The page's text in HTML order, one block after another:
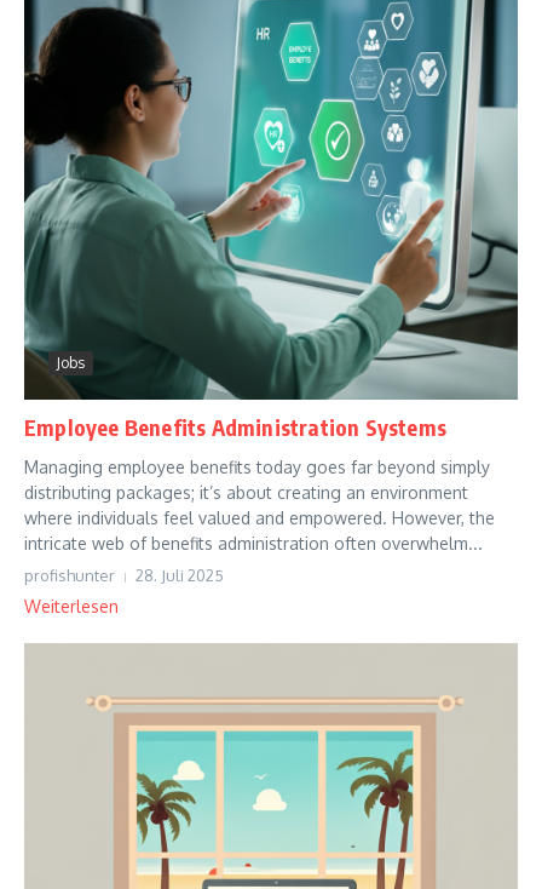
Jobs
Employee Benefits Administration Systems
Managing employee benefits today goes far beyond simply
distributing packages; it’s about creating an environment
where individuals feel valued and empowered. However, the
intricate web of benefits administration often overwhelm...
profishunter 28. Juli 2025
Weiterlesen